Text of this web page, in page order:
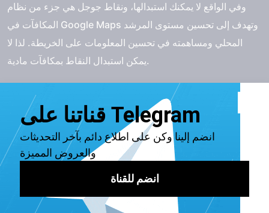
وفي الواقع لا يمكنك استبدالها، ونقاط جوجل هي جزء من نظام
المكافآت في Google Maps وتهدف إلى تحسين مستوى المرشد
المحلي ومساهمته في تحسين المعلومات على الخريطة. لذا لا
يمكن استبدال النقاط بمكافآت مادية.
إنما يمكنك رفع مستواك عن طريق الاعتماد على
، لزيادة المساهمات الحقيقية، والتفاعل النشط مع
يمكن رفع تقييم جوجل ماب، لجمع النقاط، والتحسين من مستواك